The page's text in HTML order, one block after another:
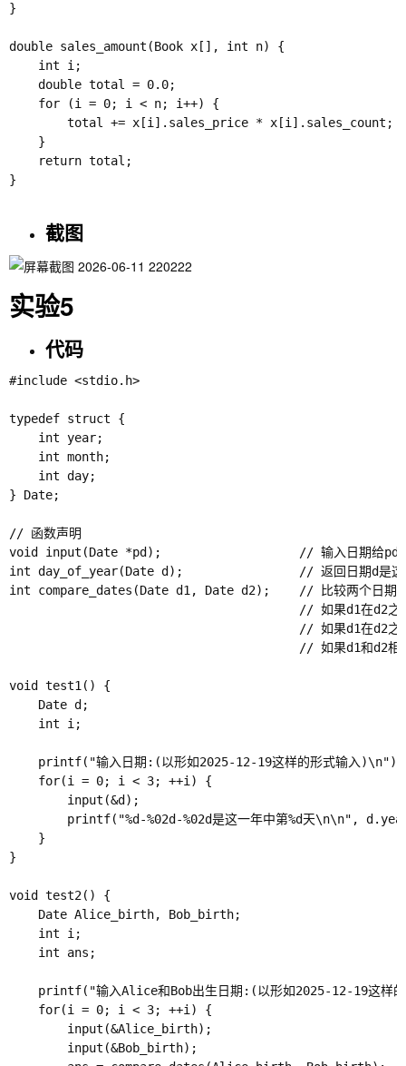
}
double sales_amount(Book x[], int n) {
    int i;
    double total = 0.0;
    for (i = 0; i < n; i++) {
        total += x[i].sales_price * x[i].sales_count;
    }
    return total;
}
截图
实验5
代码
#include <stdio.h>
typedef struct {
    int year;
    int month;
    int day;
} Date;
// 函数声明
void input(Date *pd);                   // 输入日期给pd指
int day_of_year(Date d);                // 返回日期d是这一
int compare_dates(Date d1, Date d2);    // 比较两个日
// 如果d1在d2之
// 如果d1在d2之
// 如果d1和d2相
void test1() {
    Date d;
    int i;
    printf("输入日期:(以形如2025-12-19这样的形式输入)\n");
    for(i = 0; i < 3; ++i) {
        input(&d);
printf("%d-%02d-%02d是这一年中第%d天\n\n",
    }
}
void test2() {
    Date Alice_birth, Bob_birth;
    int i;
    int ans;
printf("输入Alice和Bob出生日期:(以形如2025-12-19这样
    for(i = 0; i < 3; ++i) {
        input(&Alice_birth);
        input(&Bob_birth);